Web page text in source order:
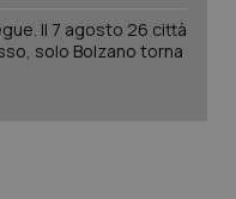
Il 7 agosto 26 città
solo Bolzano torna